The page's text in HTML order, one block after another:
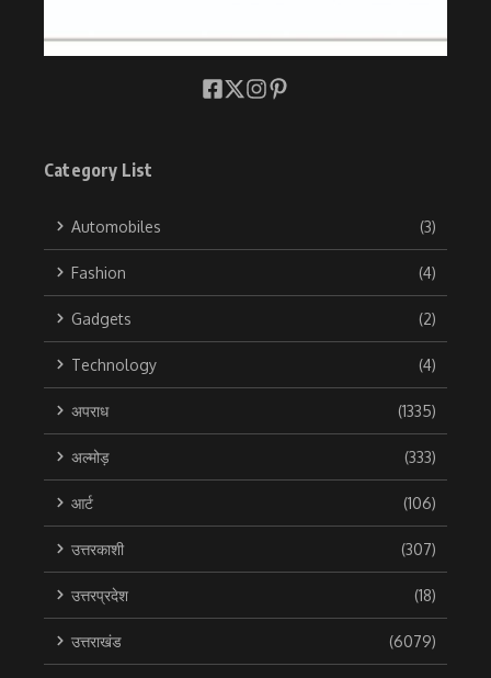
Category List
Automobiles (3)
Fashion (4)
Gadgets (2)
Technology (4)
अपराध (1335)
अल्मोड़ (333)
आर्ट (106)
उत्तरकाशी (307)
उत्तरप्रदेश (18)
उत्तराखंड (6079)